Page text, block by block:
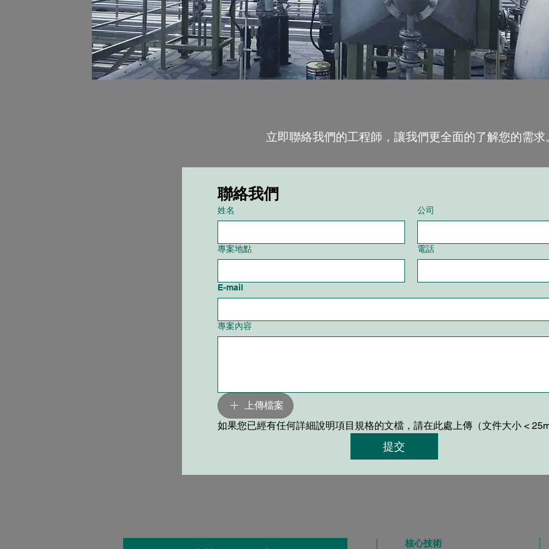
立即聯絡我們的工程師，讓我們更全面的了解您的需求
聯絡我們
姓名 公司
專案地點 電話
E-mail
專案內容
上傳檔案
如果您已經有任何詳細說明項目規格的文檔，請在此處上傳（文件大小 <
提交
核心技術